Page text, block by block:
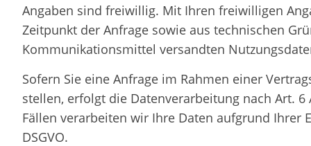
Angaben sind freiwillig. Mit Ihren freiwilligen
Zeitpunkt der Anfrage sowie aus technischen
Kommunikationsmittel versandten
Sofern Sie eine Anfrage im Rahmen einer
stellen, erfolgt die Datenverarbeitung nach Art. 6
Fällen verarbeiten wir Ihre Daten aufgrund Ihrer
DSGVO.